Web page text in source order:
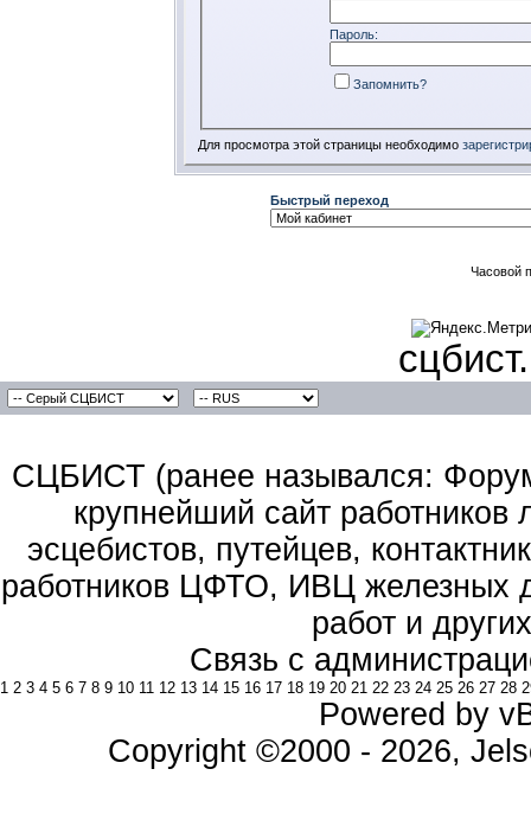
Пароль:
Запомнить?
Для просмотра этой страницы необходимо
Быстрый переход
Часовой
СЦБИСТ (ранее назывался:
крупнейший сайт работников
эсцебистов, путейцев,
работников ЦФТО, ИВЦ железных
работ и
Связь с
1 2 3 4 5 6 7 8 9 10 11 12 13 14 15 16 17 18 19 20 21 22 23 24 25 26 27 28
Powered by
Copyright ©2000 - 2026,